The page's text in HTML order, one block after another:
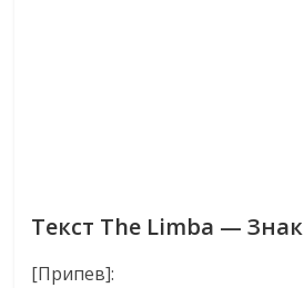
Текст The Limba — Знак
[Припев]: